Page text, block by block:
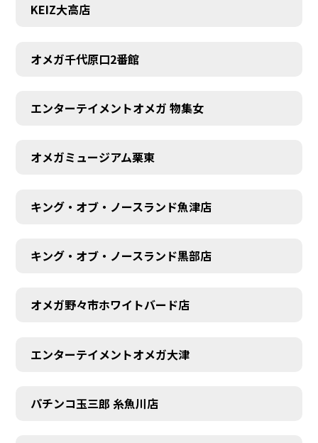
KEIZ大高店
オメガ千代原口2番館
エンターテイメントオメガ 物集女
オメガミュージアム栗東
キング・オブ・ノースランド魚津店
キング・オブ・ノースランド黒部店
オメガ野々市ホワイトバード店
エンターテイメントオメガ大津
パチンコ玉三郎 糸魚川店